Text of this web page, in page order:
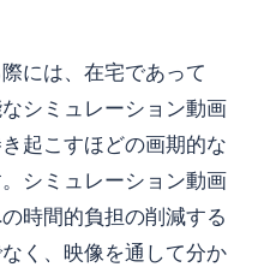
には、在宅であって
シミュレーション動画
起こすほどの画期的な
シミュレーション動画
時間的負担の削減する
く、映像を通して分か